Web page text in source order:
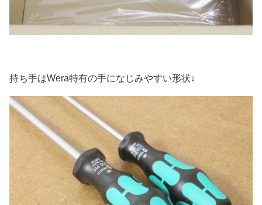
持ち手はWera特有の手になじみやすい形状↓